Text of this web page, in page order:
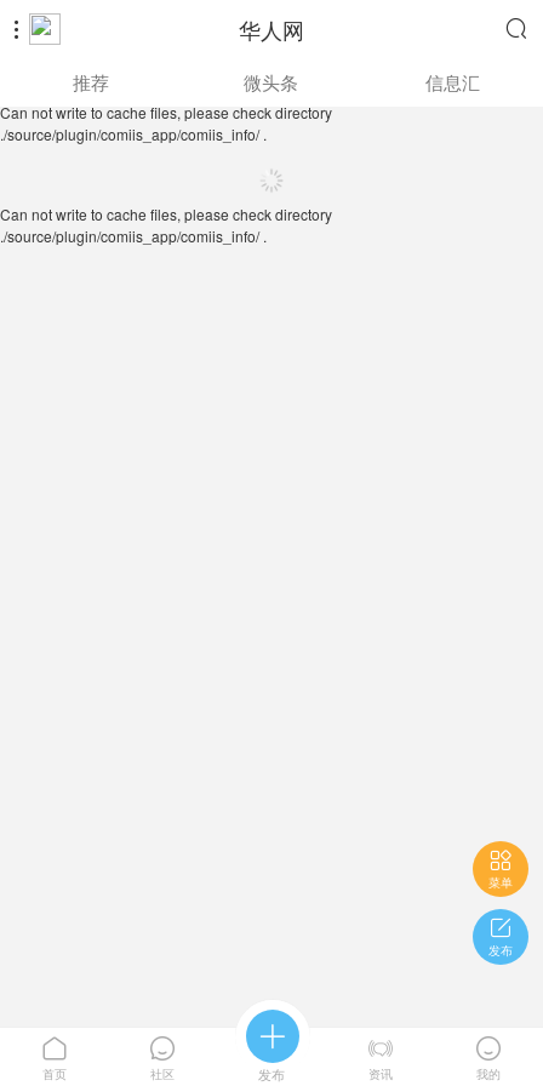
 华人网 
./source/plugin/comiis_app/comiis_info/ .
推荐 微头条 信息汇
Can not write to cache files, please check directory
./source/plugin/comiis_app/comiis_info/ .

菜单

发布

首页

社区

发布

资讯

我的
Can not write to cache files, please check directory
./source/plugin/comiis_app/comiis_info/ .